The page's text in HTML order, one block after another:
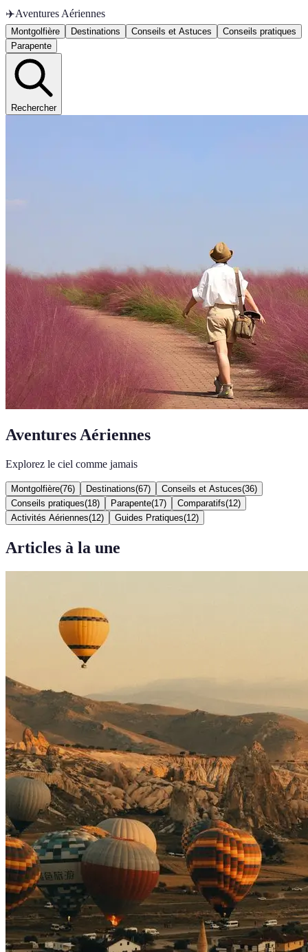
✈️Aventures Aériennes
Montgolfière Destinations Conseils et Astuces
Conseils pratiques
Parapente
Rechercher
Aventures Aériennes
Explorez le ciel comme jamais
Montgolfière(76) Destinations(67) Conseils et Astuces(36)
Conseils pratiques(18) Parapente(17) Comparatifs(12)
Activités Aériennes(12) Guides Pratiques(12)
Articles à la une